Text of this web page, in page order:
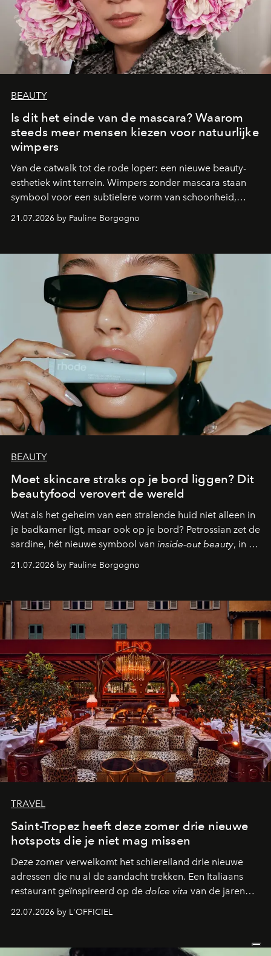
BEAUTY
Is dit het einde van de mascara? Waarom
steeds meer mensen kiezen voor natuurlijke
wimpers
Van de catwalk tot de rode loper: een nieuwe beauty-
esthetiek wint terrein. Wimpers zonder mascara staan
symbool voor een subtielere vorm van schoonheid,
waarin zelfvertrouwen belangrijker is dan een overvloed
aan make-up.
21.07.2026 by Pauline Borgogno
BEAUTY
Moet skincare straks op je bord liggen? Dit
beautyfood verovert de wereld
Wat als het geheim van een stralende huid niet alleen in
je badkamer ligt, maar ook op je bord? Petrossian zet de
sardine, hét nieuwe symbool van inside-out beauty, in de
kijker met twee gastronomische creaties.
21.07.2026 by Pauline Borgogno
TRAVEL
Saint-Tropez heeft deze zomer drie nieuwe
hotspots die je niet mag missen
Deze zomer verwelkomt het schiereiland drie nieuwe
adressen die nu al de aandacht trekken. Een Italiaans
restaurant geïnspireerd op de dolce vita van de jaren
zestig, een Japanse hotspot die na zonsondergang
verandert in een bruisende ontmoetingsplek en de
neerstrijkt in Saint-Tropez. Dit zijn de nieuwe adressen
22.07.2026 by L'OFFICIEL